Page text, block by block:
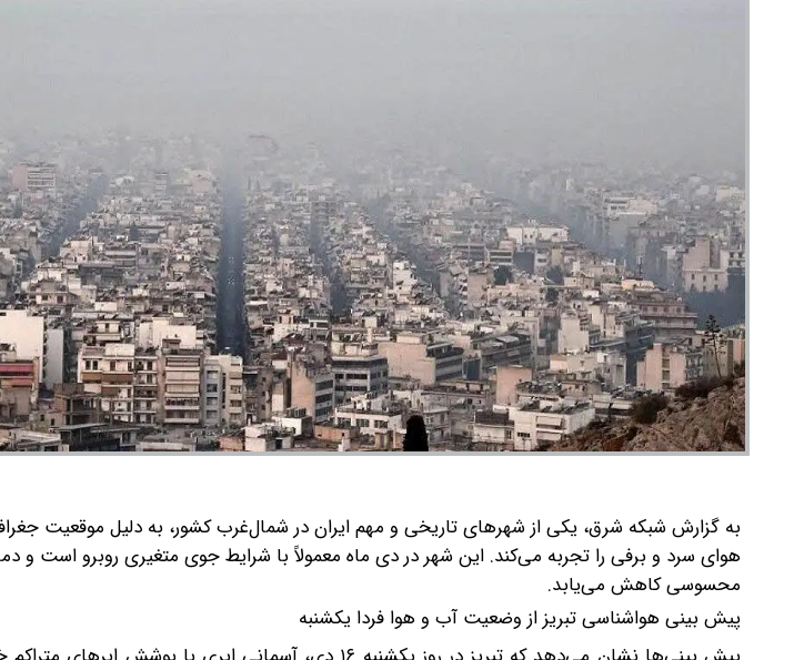
به گزارش شبکه شرق، یکی از شهرهای تاریخی و مهم ایران در شمال‌غرب کشور، به دلیل موقعیت
هوای سرد و برفی را تجربه می‌کند. این شهر در دی ماه معمولاً با شرایط جوی متغیری روبرو است و
محسوسی کاهش می‌یابد.
پیش‌ بینی هواشناسی تبریز از وضعیت آب و هوا فردا یکشنبه